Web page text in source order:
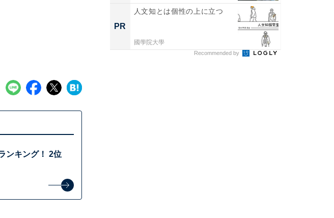
ンキング！ 2位
PR
人文知とは個性の上に立つ
國學院大學
Recommended by